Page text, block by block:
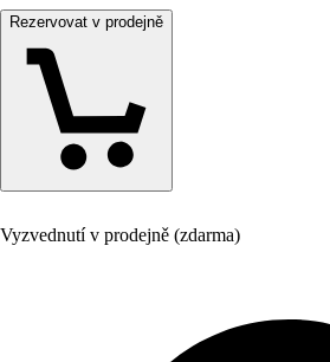
Rezervovat v prodejně
Vyzvednutí v prodejně (zdarma)